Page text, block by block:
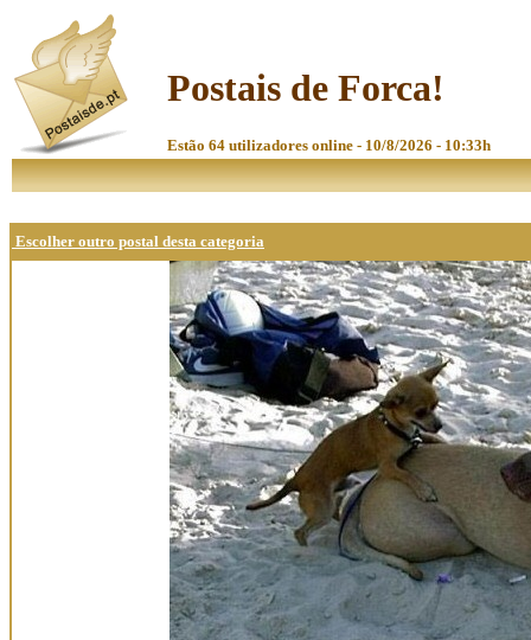
Postais de Forca!
Estão 64 utilizadores online - 10/8/2026 - 10:33h
Escolher outro postal desta categoria